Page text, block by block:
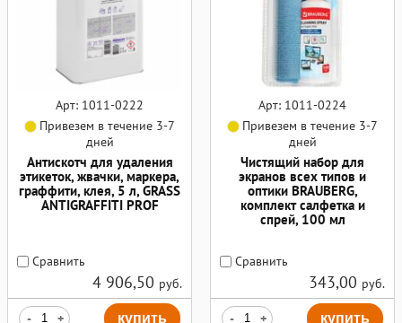
Арт: 1011-0222
Привезем в течение 3-7
дней
Антискотч для удаления
этикеток, жвачки, маркера,
граффити, клея, 5 л, GRASS
ANTIGRAFFITI PROF
Сравнить
4 906,50 руб.
- + купить
Арт: 1011-0224
Привезем в течение 3-7
дней
Чистящий набор для
экранов всех типов и
оптики BRAUBERG,
комплект салфетка и
спрей, 100 мл
Сравнить
343,00 руб.
- + купить